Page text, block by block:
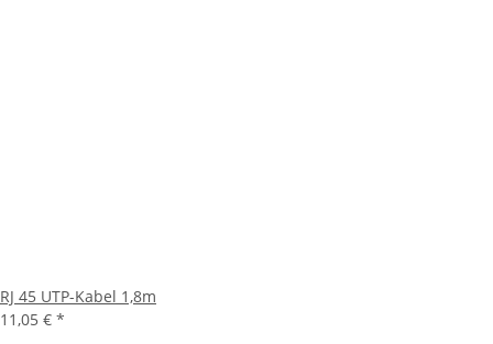
RJ 45 UTP-Kabel 1,8m
11,05 € *